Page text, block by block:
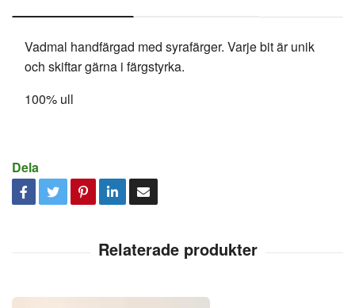
Vadmal handfärgad med syrafärger. Varje bit är unik
och skiftar gärna i färgstyrka.
100% ull
Dela